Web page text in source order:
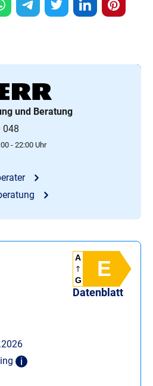
und Beratung
048
- 22:00 Uhr
E
A
G
Datenblatt